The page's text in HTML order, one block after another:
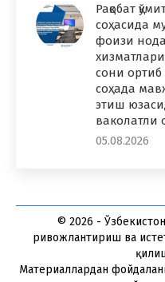
Рақобат
соҳасида
фоизи
сони ортиб
соҳада
этиш
ваколатли
05.08.2026
© 2026 -
ривожлантириш ва
Материаллардан